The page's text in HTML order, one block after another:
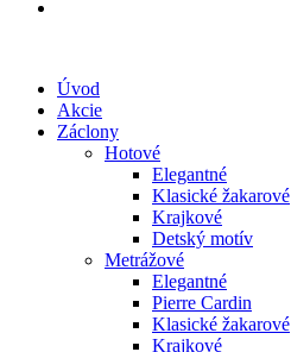
Úvod
Akcie
Záclony
Hotové
Elegantné
Klasické žakarové
Krajkové
Detský motív
Metrážové
Elegantné
Pierre Cardin
Klasické žakarové
Krajkové